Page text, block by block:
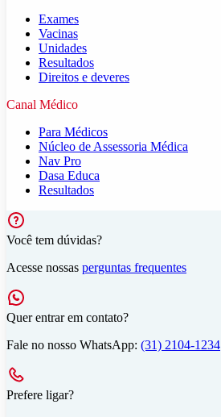
Exames
Vacinas
Unidades
Resultados
Direitos e deveres
Canal Médico
Para Médicos
Núcleo de Assessoria Médica
Nav Pro
Dasa Educa
Resultados
Você tem dúvidas?
Acesse nossas perguntas frequentes
Quer entrar em contato?
Fale no nosso WhatsApp: (31) 2104-1234
Prefere ligar?